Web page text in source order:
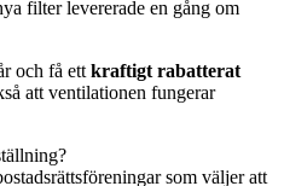
filter levererade en gång om
och få ett kraftigt rabatterat
att ventilationen fungerar
som väljer att